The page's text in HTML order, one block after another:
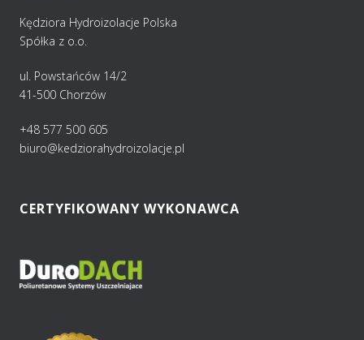
Kędziora Hydroizolacje Polska
Spółka z o.o.
ul. Powstańców 14/2
41-500 Chorzów
+48 577 500 605
biuro@kedziorahydroizolacje.pl
CERTYFIKOWANY WYKONAWCA